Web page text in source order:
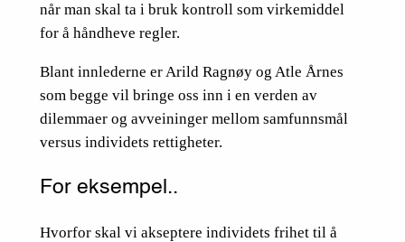
når man skal ta i bruk kontroll som virkemiddel
for å håndheve regler.
Blant innlederne er Arild Ragnøy og Atle Årnes
som begge vil bringe oss inn i en verden av
dilemmaer og avveininger mellom samfunnsmål
versus individets rettigheter.
For eksempel..
Hvorfor skal vi akseptere individets frihet til å